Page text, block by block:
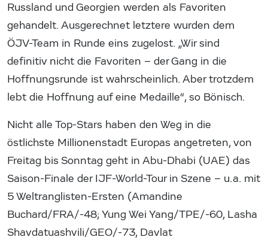
Russland und Georgien werden als Favoriten
gehandelt. Ausgerechnet letztere wurden dem
ÖJV-Team in Runde eins zugelost. „Wir sind
definitiv nicht die Favoriten – der Gang in die
Hoffnungsrunde ist wahrscheinlich. Aber trotzdem
lebt die Hoffnung auf eine Medaille“, so Bönisch.
Nicht alle Top-Stars haben den Weg in die
östlichste Millionenstadt Europas angetreten, von
Freitag bis Sonntag geht in Abu-Dhabi (UAE) das
Saison-Finale der IJF-World-Tour in Szene – u.a. mit
5 Weltranglisten-Ersten (Amandine
Buchard/FRA/-48; Yung Wei Yang/TPE/-60, Lasha
Shavdatuashvili/GEO/-73, Davlat